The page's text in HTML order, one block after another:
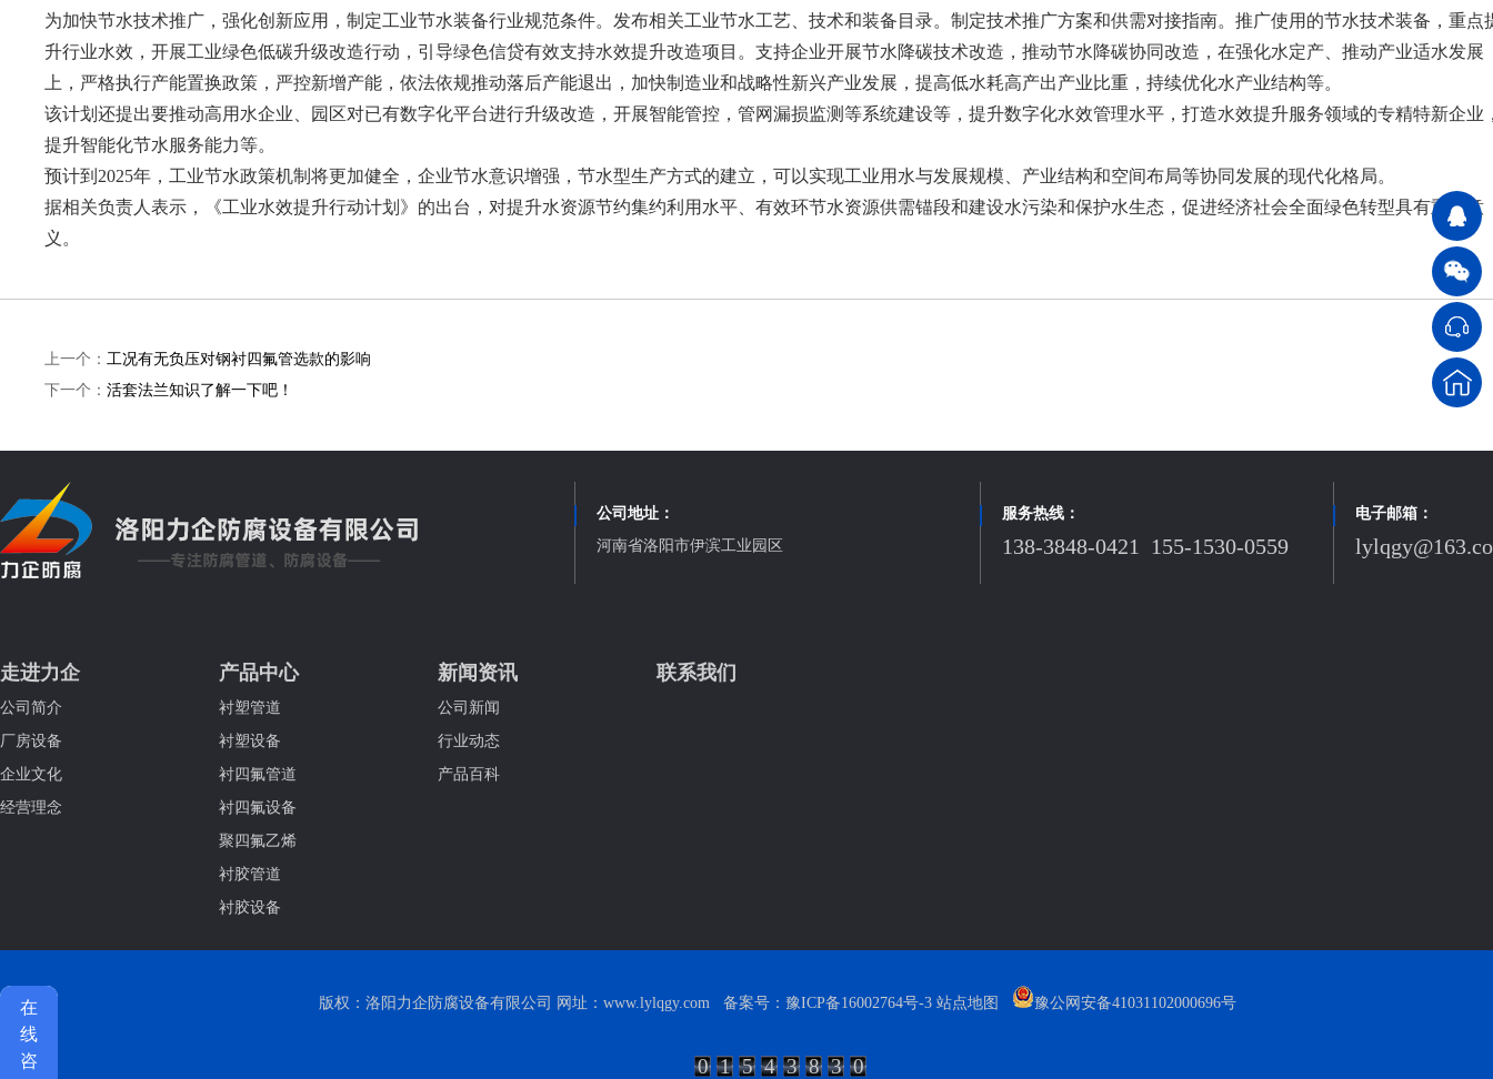
为加快节水技术推广，强化创新应用，制定工业节水装备行业规范条件。发布相关工业节水工艺、技术和装备目录。制定技术推广方案和供需对接指南。推广使用的节水技术装备，重点
升行业水效，开展工业绿色低碳升级改造行动，引导绿色信贷有效支持水效提升改造项目。支持企业开展节水降碳技术改造，推动节水降碳协同改造，在强化水定产、推动产业适水发展
上，严格执行产能置换政策，严控新增产能，依法依规推动落后产能退出，加快制造业和战略性新兴产业发展，提高低水耗高产出产业比重，持续优化水产业结构等。
该计划还提出要推动高用水企业、园区对已有数字化平台进行升级改造，开展智能管控，管网漏损监测等系统建设等，提升数字化水效管理水平，打造水效提升服务领域的专精特新企业
提升智能化节水服务能力等。
预计到2025年，工业节水政策机制将更加健全，企业节水意识增强，节水型生产方式的建立，可以实现工业用水与发展规模、产业结构和空间布局等协同发展的现代化格局。
据相关负责人表示，《工业水效提升行动计划》的出台，对提升水资源节约集约利用水平、有效环节水资源供需锚段和建设水污染和保护水生态，促进经济社会全面绿色转型具有重要意
义。
上一个： 工况有无负压对钢衬四氟管选款的影响
下一个： 活套法兰知识了解一下吧！
公司地址：
河南省洛阳市伊滨工业园区
服务热线：
138-3848-0421 155-1530-0559
电子邮箱：
走进力企
公司简介
厂房设备
企业文化
经营理念
产品中心
衬塑管道
衬塑设备
衬四氟管道
衬四氟设备
聚四氟乙烯
衬胶管道
衬胶设备
新闻资讯
公司新闻
行业动态
产品百科
联系我们
版权：洛阳力企防腐设备有限公司 网址：www.lylqgy.com 备案号： 豫ICP备16002764号-3 站点地图 豫公网安备41031102000696号
0 1 5 4 3 8 3 0